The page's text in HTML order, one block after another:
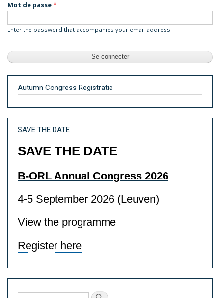
Mot de passe
Enter the password that accompanies your email address.
Autumn Congress Registratie
SAVE THE DATE
SAVE THE DATE
B-ORL Annual Congress 2026
4-5 September 2026 (Leuven)
View the programme
Register here
Rechercher